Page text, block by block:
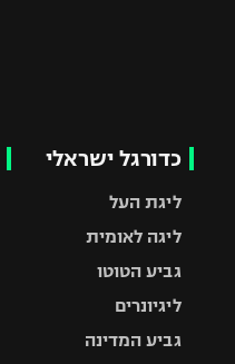
כדורגל ישראלי
ליגת העל
ליגה לאומית
גביע הטוטו
ליגיונרים
גביע המדינה